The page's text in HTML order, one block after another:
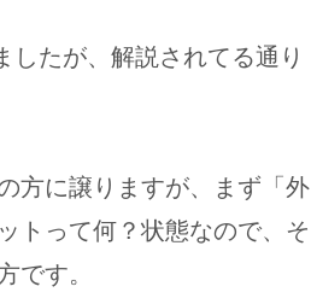
たが、解説されてる通り
方に譲りますが、まず「外
トって何？状態なので、そ
です。